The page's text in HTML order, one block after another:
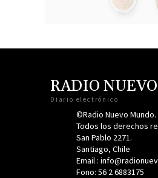
RADIO
Diario electrónico
©Radio Nuevo Mundo.
Todos los derechos
San Pablo 2271.
Santiago, Chile
Email :
Fono: 56 2 6883175